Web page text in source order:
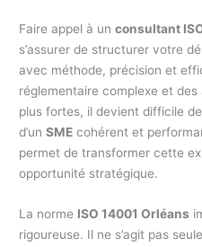
Faire appel à unconsultant
s’assurer de structurer votre
avec méthode, précision et
réglementaire complexe et
plus fortes, il devient difficile
d’unSME cohérent et
permet de transformer cette
opportunité stratégique.
La norme ISO 14001 Orléans
rigoureuse. Il ne s’agit pas